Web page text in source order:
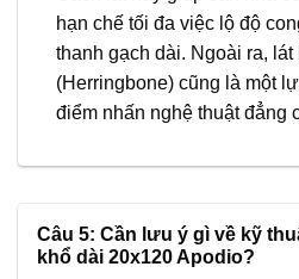
hạn chế tối đa việc lộ độ
thanh gạch dài. Ngoài ra,
(Herringbone) cũng là một
điểm nhấn nghệ thuật đẳng
Câu 5: Cần lưu ý gì về kỹ
khổ dài 20x120 Apodio?